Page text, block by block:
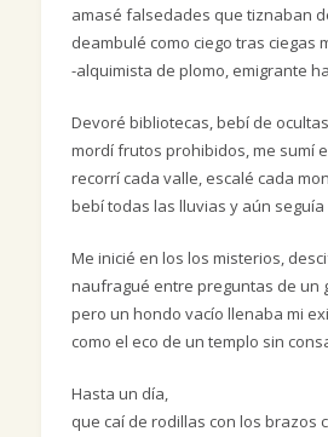
amasé falsedades que tiznaban
deambulé como ciego tras ciegas
-alquimista de plomo, emigrante
Devoré bibliotecas, bebí de
mordí frutos prohibidos, me sumí
recorrí cada valle, escalé cada
bebí todas las lluvias y aún seguía
Me inicié en los los misterios,
naufragué entre preguntas de un
pero un hondo vacío llenaba mi
como el eco de un templo sin
Hasta un día,
que caí de rodillas con los brazos